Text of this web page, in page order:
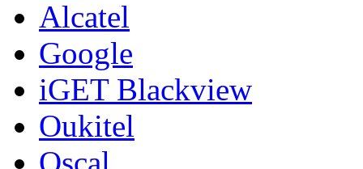
Alcatel
Google
iGET Blackview
Oukitel
Oscal